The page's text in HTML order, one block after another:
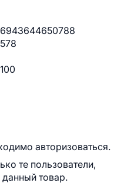
6943644650788
578
100
авторизоваться.
те пользователи,
товар.